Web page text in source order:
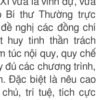
Bí thư Thường trực
nghị các đồng chí
huy tinh thần trách
túc nội quy, quy chế
đủ các chương trình,
Đặc biệt là nêu cao
trí tuệ, tích cực